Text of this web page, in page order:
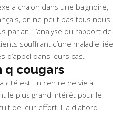
a chalon dans une baignoire,
on ne peut pas tous nous
parlait. L’analyse du rapport de
souffrant d’une maladie liée
d’appel dans leurs cas.
q cougars
cité est un centre de vie à
le plus grand intérêt pour le
de leur effort. Il a d'abord